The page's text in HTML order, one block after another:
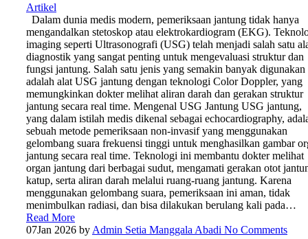
Artikel
Dalam dunia medis modern, pemeriksaan jantung tidak hanya
mengandalkan stetoskop atau elektrokardiogram (EKG).
imaging seperti Ultrasonografi (USG) telah menjadi salah satu
diagnostik yang sangat penting untuk mengevaluasi struktur dan
fungsi jantung. Salah satu jenis yang semakin banyak digunakan
adalah alat USG jantung dengan teknologi Color Doppler, yang
memungkinkan dokter melihat aliran darah dan gerakan struktur
jantung secara real time. Mengenal USG Jantung USG jantung,
yang dalam istilah medis dikenal sebagai echocardiography,
sebuah metode pemeriksaan non-invasif yang menggunakan
gelombang suara frekuensi tinggi untuk menghasilkan gambar
jantung secara real time. Teknologi ini membantu dokter melihat
organ jantung dari berbagai sudut, mengamati gerakan otot
katup, serta aliran darah melalui ruang-ruang jantung. Karena
menggunakan gelombang suara, pemeriksaan ini aman, tidak
menimbulkan radiasi, dan bisa dilakukan berulang kali pada…
Read More
07Jan 2026 by Admin Setia Manggala Abadi No Comments